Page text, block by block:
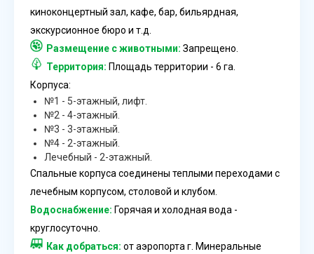
киноконцертный зал, кафе, бар, бильярдная,
экскурсионное бюро и т.д.
Размещение с животными: Запрещено.
Территория: Площадь территории - 6 га.
Корпуса:
№1 - 5-этажный, лифт.
№2 - 4-этажный.
№3 - 3-этажный.
№4 - 2-этажный.
Лечебный - 2-этажный.
Спальные корпуса соединены теплыми переходами с
лечебным корпусом, столовой и клубом.
Водоснабжение: Горячая и холодная вода -
круглосуточно.
Как добраться: от аэропорта г. Минеральные